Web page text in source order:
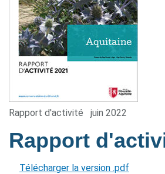
Rapport d'activité juin 2022
Rapport
Télécharger la version .pdf